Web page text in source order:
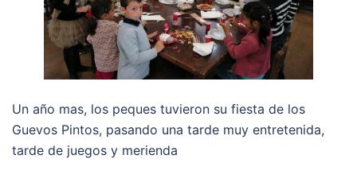
Un año mas, los peques tuvieron su fiesta de los
Guevos Pintos, pasando una tarde muy entretenida,
tarde de juegos y merienda